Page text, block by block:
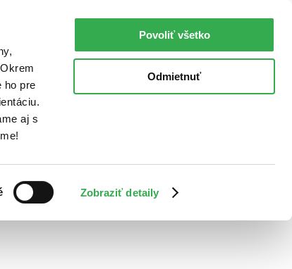
ho pre
aj s
Zobraziť detaily
Povoliť všetko
Odmietnuť